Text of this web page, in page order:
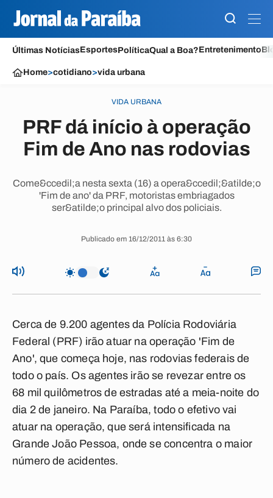
Últimas NotíciasEsportesPolíticaQual a Boa?Entretenimento
Home>cotidiano>vida urbana
VIDA URBANA
PRF dá início à operação
Fim de Ano nas rodovias
Come&ccedil;a nesta sexta (16) a opera&ccedil;&atilde;o
'Fim de ano' da PRF, motoristas embriagados
ser&atilde;o principal alvo dos policiais.
Publicado em 16/12/2011 às 6:30
Cerca de 9.200 agentes da Polícia Rodoviária
Federal (PRF) irão atuar na operação 'Fim de
Ano', que começa hoje, nas rodovias federais de
todo o país. Os agentes irão se revezar entre os
68 mil quilômetros de estradas até a meia-noite do
dia 2 de janeiro. Na Paraíba, todo o efetivo vai
atuar na operação, que será intensificada na
Grande João Pessoa, onde se concentra o maior
número de acidentes.